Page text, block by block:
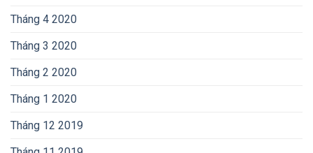
Tháng 4 2020
Tháng 3 2020
Tháng 2 2020
Tháng 1 2020
Tháng 12 2019